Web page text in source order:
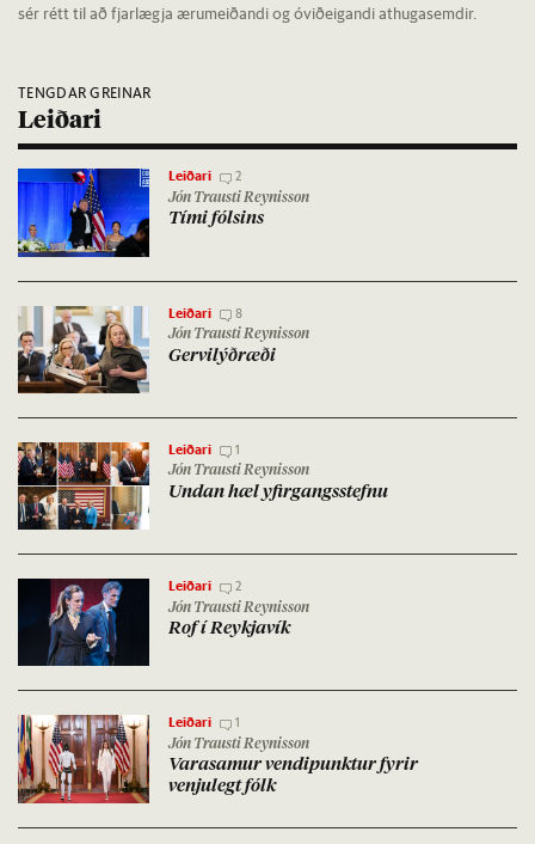
sér rétt til að fjarlægja ærumeiðandi og óviðeigandi athugasemdir.
TENGDAR GREINAR
Leiðari
Leiðari 2
Jón Trausti Reynisson
Tími fóls­ins
Leiðari 8
Jón Trausti Reynisson
Gervi­lýð­ræði
Leiðari 1
Jón Trausti Reynisson
Und­an hæl yf­ir­gangs­stefnu
Leiðari 2
Jón Trausti Reynisson
Rof í Reykja­vík
Leiðari 1
Jón Trausti Reynisson
Vara­sam­ur vendipunkt­ur fyr­ir
venju­legt fólk